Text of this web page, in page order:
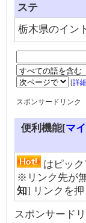
ステ
栃木県のイン
[詳
スポンサードリンク
便利機能[マ
はピッ
※リンク先が
知] リンクを押
スポンサード